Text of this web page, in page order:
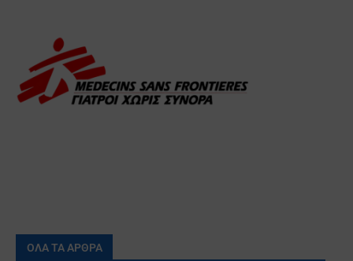
ΟΛΑ ΤΑ ΑΡΘΡΑ